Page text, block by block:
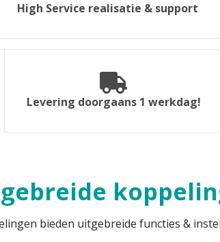
High Service realisatie & support
Levering doorgaans 1 werkdag!
bieden uitgebreide functies &